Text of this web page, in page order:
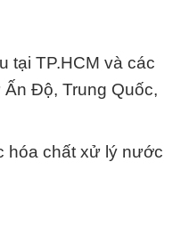
tại TP.HCM và các
Độ, Trung Quốc,
hóa chất xử lý nước